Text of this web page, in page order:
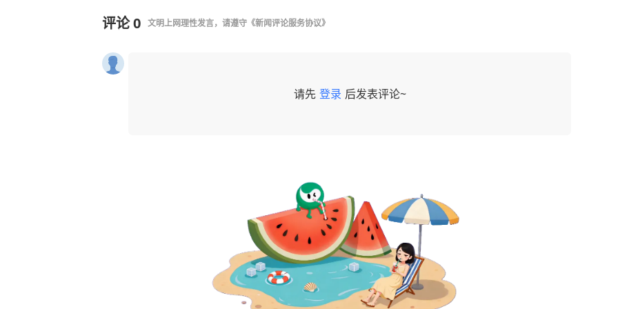
评论0 文明上网理性发言，请遵守 《新闻评论服务协议》
请先 登录 后发表评论~